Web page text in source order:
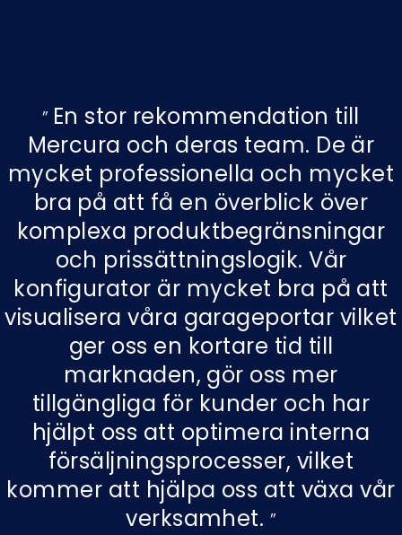
En stor rekommendation till
Mercura och deras team. De är
mycket professionella och mycket
bra på att få en överblick över
komplexa produktbegränsningar
och prissättningslogik. Vår
konfigurator är mycket bra på att
visualisera våra garageportar vilket
ger oss en kortare tid till
marknaden, gör oss mer
tillgängliga för kunder och har
hjälpt oss att optimera interna
försäljningsprocesser, vilket
kommer att hjälpa oss att växa vår
verksamhet.